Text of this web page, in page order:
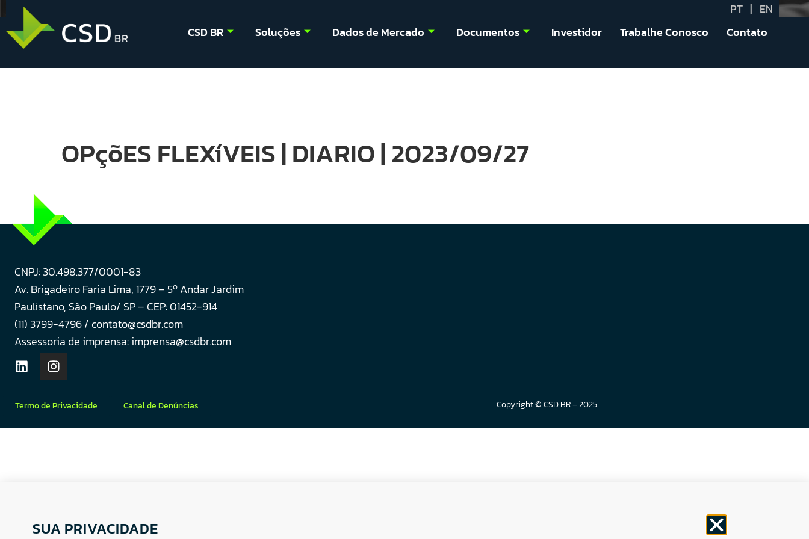
PT | EN
CSD BR
Soluções Dados de Mercado Documentos Investidor Trabalhe Conosco Contato
OPçõES FLEXíVEIS | DIARIO | 2023/09/27
CNPJ: 30.498.377/0001-83
Av. Brigadeiro Faria Lima, 1779 – 5o Andar Jardim
Paulistano, São Paulo/ SP – CEP: 01452-914
(11) 3799-4796 / contato@csdbr.com
Assessoria de imprensa: imprensa@csdbr.com
Termo de Privacidade Canal de Denúncias Copyright © CSD BR – 2025
SUA PRIVACIDADE